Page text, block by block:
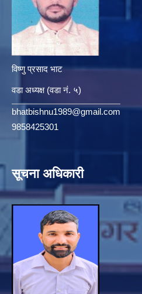
विष्णु प्रसाद भाट
वडा अध्यक्ष (वडा नं. ५)
bhatbishnu1989@gmail.com
9858425301
सूचना अधिकारी